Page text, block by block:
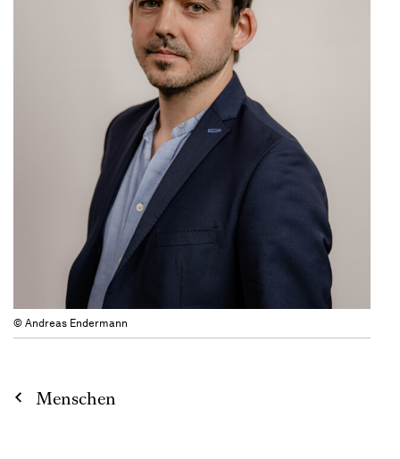
© Andreas Endermann
Menschen